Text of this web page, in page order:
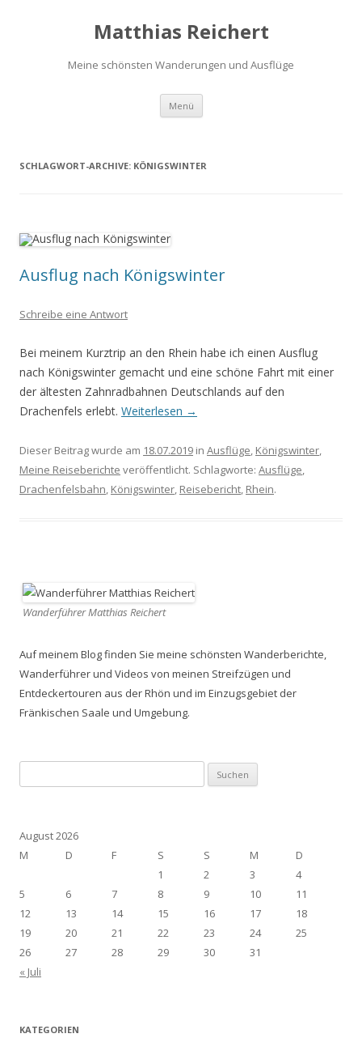
Matthias Reichert
Meine schönsten Wanderungen und Ausflüge
Menü Zum
springen
SCHLAGWORT-ARCHIVE: KÖNIGSWINTER
Ausflug nach Königswinter
Schreibe eine Antwort
Bei meinem Kurztrip an den Rhein habe ich einen Ausflug
nach Königswinter gemacht und eine schöne Fahrt mit einer
der ältesten Zahnradbahnen Deutschlands auf den
Drachenfels erlebt. Weiterlesen →
Dieser Beitrag wurde am 18.07.2019 in Ausflüge, Königswinter,
Meine Reiseberichte veröffentlicht. Schlagworte: Ausflüge,
Drachenfelsbahn, Königswinter, Reisebericht, Rhein.
Wanderführer Matthias Reichert
Auf meinem Blog finden Sie meine schönsten Wanderberichte,
Wanderführer und Videos von meinen Streifzügen und
Entdeckertouren aus der Rhön und im Einzugsgebiet der
Fränkischen Saale und Umgebung.
nach:
August 2026
M
D F S S M
D
1
2 3
4
5
6 7 8 9 10
11
12
13 14 15 16 17
18
19
20 21 22 23 24
25
26
27 28 29 30
31
« Juli
KATEGORIEN